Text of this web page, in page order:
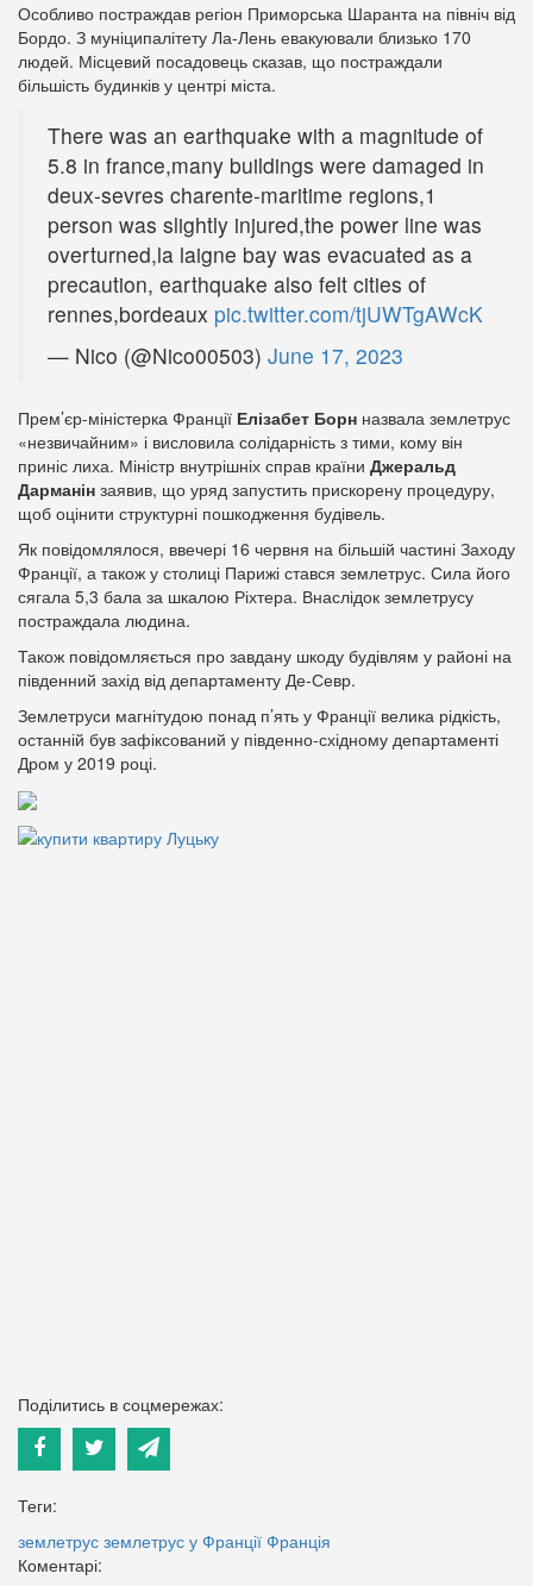
Особливо постраждав регіон Приморська Шаранта на північ від
Бордо. З муніципалітету Ла-Лень евакуювали близько 170
людей. Місцевий посадовець сказав, що постраждали
більшість будинків у центрі міста.
There was an earthquake with a magnitude of
5.8 in france,many buildings were damaged in
deux-sevres charente-maritime regions,1
person was slightly injured,the power line was
overturned,la laigne bay was evacuated as a
precaution, earthquake also felt cities of
rennes,bordeaux pic.twitter.com/tjUWTgAWcK
— Nico (@Nico00503) June 17, 2023
Прем’єр-міністерка Франції Елізабет Борн назвала землетрус
«незвичайним» і висловила солідарність з тими, кому він
приніс лиха. Міністр внутрішніх справ країни Джеральд
Дарманін заявив, що уряд запустить прискорену процедуру,
щоб оцінити структурні пошкодження будівель.
Як повідомлялося, ввечері 16 червня на більшій частині Заходу
Франції, а також у столиці Парижі стався землетрус. Сила його
сягала 5,3 бала за шкалою Ріхтера. Внаслідок землетрусу
постраждала людина.
Також повідомляється про завдану шкоду будівлям у районі на
південний захід від департаменту Де-Севр.
Землетруси магнітудою понад п’ять у Франції велика рідкість,
останній був зафіксований у південно-східному департаменті
Дром у 2019 році.
Поділитись в соцмережах:
Теги:
землетрус землетрус у Франції Франція
Коментарі: